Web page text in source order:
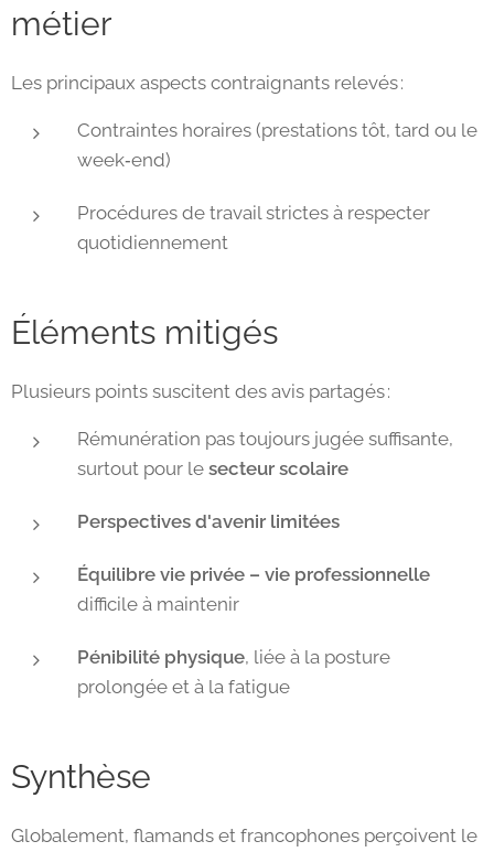
métier
Les principaux aspects contraignants relevés :
Contraintes horaires (prestations tôt, tard ou le
week‑end)
Procédures de travail strictes à respecter
quotidiennement
Éléments mitigés
Plusieurs points suscitent des avis partagés :
Rémunération pas toujours jugée suffisante,
surtout pour le secteur scolaire
Perspectives d'avenir limitées
Équilibre vie privée – vie professionnelle
difficile à maintenir
Pénibilité physique, liée à la posture
prolongée et à la fatigue
Synthèse
Globalement, flamands et francophones perçoivent le